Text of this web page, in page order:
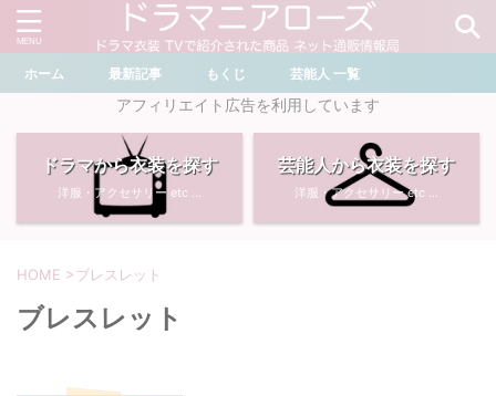
＼ ドラマ・芸能人を検索 ／
おすすめ検索ワード
川口春奈
・石原さとみ
・菜々緒
ホーム 最新記事 もくじ 芸能人 一覧
アフィリエイト広告を利用しています
ドラマから衣装を探す
洋服・アクセサリー etc ...
芸能人から衣装を探す
洋服・アクセサリー etc ...
HOME >ブレスレット
ブレスレット